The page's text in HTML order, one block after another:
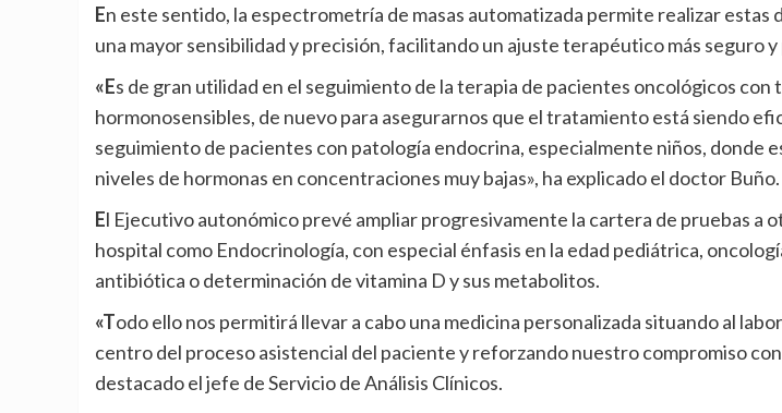
En este sentido, la espectrometría de masas automatizada permite realizar estas determinaciones con
una mayor sensibilidad y precisión, facilitando un ajuste terapéutico más seguro
«Es de gran utilidad en el seguimiento de la terapia de pacientes oncológicos con tumores
hormonosensibles, de nuevo para asegurarnos que el tratamiento está siendo
seguimiento de pacientes con patología endocrina, especialmente niños, donde
niveles de hormonas en concentraciones muy bajas», ha explicado el doctor Buño.
El Ejecutivo autonómico prevé ampliar progresivamente la cartera de pruebas a otras áreas clínicas del
hospital como Endocrinología, con especial énfasis en la edad pediátrica,
antibiótica o determinación de vitamina D y sus metabolitos.
«Todo ello nos permitirá llevar a cabo una medicina personalizada situando al laboratorio clínico en el
centro del proceso asistencial del paciente y reforzando nuestro compromiso con
destacado el jefe de Servicio de Análisis Clínicos.